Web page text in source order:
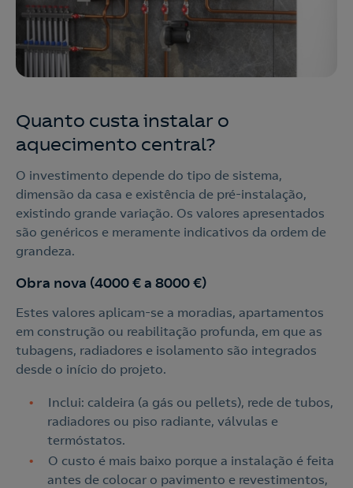
Quanto custa instalar o
aquecimento central?
O investimento depende do tipo de sistema,
dimensão da casa e existência de pré-instalação,
existindo grande variação. Os valores apresentados
são genéricos e meramente indicativos da ordem de
grandeza.
Obra nova (4000 € a 8000 €)
Estes valores aplicam-se a moradias, apartamentos
em construção ou reabilitação profunda, em que as
tubagens, radiadores e isolamento são integrados
desde o início do projeto.
Inclui: caldeira (a gás ou pellets), rede de tubos,
radiadores ou piso radiante, válvulas e
termóstatos.
O custo é mais baixo porque a instalação é feita
antes de colocar o pavimento e revestimentos,